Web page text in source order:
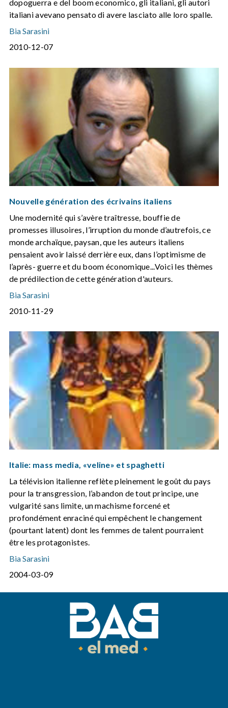
dopoguerra e del boom economico, gli italiani, gli autori
italiani avevano pensato di avere lasciato alle loro spalle.
Bia Sarasini
2010-12-07
Nouvelle génération des écrivains italiens
Une modernité qui s’avère traîtresse, bouffie de
promesses illusoires, l’irruption du monde d’autrefois, ce
monde archaïque, paysan, que les auteurs italiens
pensaient avoir laissé derrière eux, dans l’optimisme de
l’après- guerre et du boom économique...Voici les thèmes
de prédilection de cette génération d'auteurs.
Bia Sarasini
2010-11-29
Italie: mass media, «veline» et spaghetti
La télévision italienne reflète pleinement le goût du pays
pour la transgression, l’abandon de tout principe, une
vulgarité sans limite, un machisme forcené et
profondément enraciné qui empêchent le changement
(pourtant latent) dont les femmes de talent pourraient
être les protagonistes.
Bia Sarasini
2004-03-09